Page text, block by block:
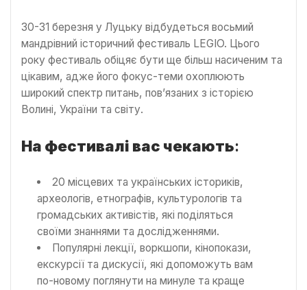
30-31 березня у Луцьку відбудеться восьмий
мандрівний історичний фестиваль LEGIO. Цього
року фестиваль обіцяє бути ще більш насиченим та
цікавим, адже його фокус-теми охоплюють
широкий спектр питань, пов’язаних з історією
Волині, України та світу.
На фестивалі вас чекають:
20 місцевих та українських істориків,
археологів, етнографів, культурологів та
громадських активістів, які поділяться
своїми знаннями та дослідженнями.
Популярні лекції, воркшопи, кінопокази,
екскурсії та дискусії, які допоможуть вам
по-новому поглянути на минуле та краще